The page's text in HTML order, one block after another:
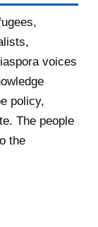
15
voices
policy,
The people
the